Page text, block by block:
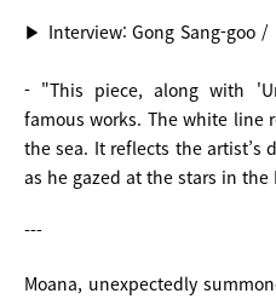
▶ Interview: Gong Sang-goo /
- "This piece, along with
famous works. The white line
the sea. It reflects the artist’s
as he gazed at the stars in the
---
Moana, unexpectedly